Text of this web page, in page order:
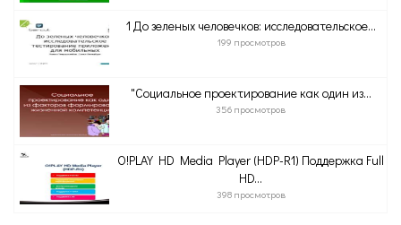
1 До зеленых человечков: исследовательское...
199 просмотров
"Социальное проектирование как один из...
356 просмотров
O!PLAY HD Media Player (HDP-R1) Поддержка Full
HD...
398 просмотров